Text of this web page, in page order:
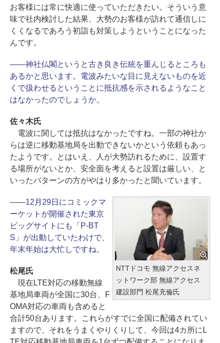
お客様には常に快適に使っていただきたい。そういう意
味で社内検討した結果、大勢のお客様が訪れて通信しに
くくなるであろう初詣も対策しようということになった
んです。
――神社仏閣というと古き良き伝統を重んじるところも
あるかと思います。電波みたいな目に見えないものを近
くで扱わせるということに抵抗感を示されるようなこと
はなかったのでしょうか。
佐々木氏
電波に関しては抵抗はなかったですね。一部の神社か
らは逆に移動基地局を出動できないかという依頼もあっ
たようです。とはいえ、人が大勢訪れるために、設置す
る場所がないとか、安全面を考えると設置は厳しい、と
いったパターンの方がやはり多かったと聞いています。
NTTドコモ 無線アクセスネ
ットワーク部 無線アクセス
建設部門 松尾充倫氏
――12月29日にコミックマ
ーケットが開催された東京
ビッグサイトにも「P-BT
S」が出動していたわけで、
年末年始は大忙しですね。
松尾氏
現在LTE対応の移動無線
基地局車両が全国に30台、F
OMA対応の車両も含めると
合計50台あります。これらがすでに全国に配備されてい
ますので、それをうまくやりくりして、今回は4カ所にL